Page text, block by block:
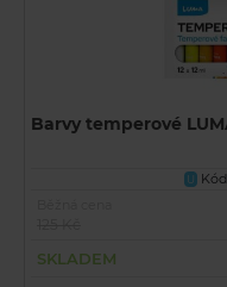
Barvy temperové
U Kód
SKLADEM